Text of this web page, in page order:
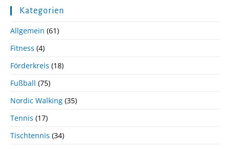
Kategorien
Allgemein (61)
Fitness (4)
Förderkreis (18)
Fußball (75)
Nordic Walking (35)
Tennis (17)
Tischtennis (34)